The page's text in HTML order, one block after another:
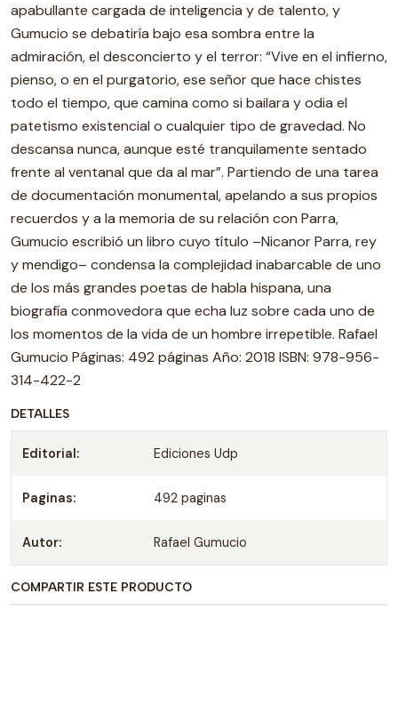
apabullante cargada de inteligencia y de talento, y
Gumucio se debatiría bajo esa sombra entre la
admiración, el desconcierto y el terror: “Vive en el infierno,
pienso, o en el purgatorio, ese señor que hace chistes
todo el tiempo, que camina como si bailara y odia el
patetismo existencial o cualquier tipo de gravedad. No
descansa nunca, aunque esté tranquilamente sentado
frente al ventanal que da al mar”. Partiendo de una tarea
de documentación monumental, apelando a sus propios
recuerdos y a la memoria de su relación con Parra,
Gumucio escribió un libro cuyo título –Nicanor Parra, rey
y mendigo– condensa la complejidad inabarcable de uno
de los más grandes poetas de habla hispana, una
biografía conmovedora que echa luz sobre cada uno de
los momentos de la vida de un hombre irrepetible. Rafael
Gumucio Páginas: 492 páginas Año: 2018 ISBN: 978-956-
314-422-2
DETALLES
Editorial: Ediciones Udp
Paginas: 492 paginas
Autor: Rafael Gumucio
COMPARTIR ESTE PRODUCTO